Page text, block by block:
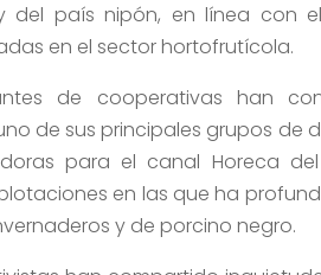
del país nipón, en línea con
en el sector hortofrutícola.
de cooperativas han
de sus principales grupos de
para el canal Horeca
en las que ha
y de porcino negro.